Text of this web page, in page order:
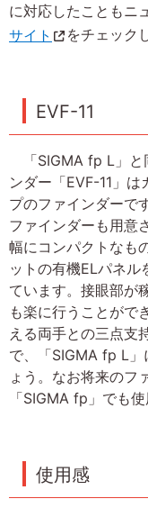
に対応したこともニ
サイト
をチェック
EVF-11
「SIGMA fp L」と
ンダー「EVF-11」
プのファインダーで
ファインダーも用意
幅にコンパクトなも
ットの有機ELパネル
ています。接眼部が
も楽に行うことがで
える両手との三点支
で、「SIGMA fp L」
ょう。なお将来のフ
「SIGMA fp」でも
使用感